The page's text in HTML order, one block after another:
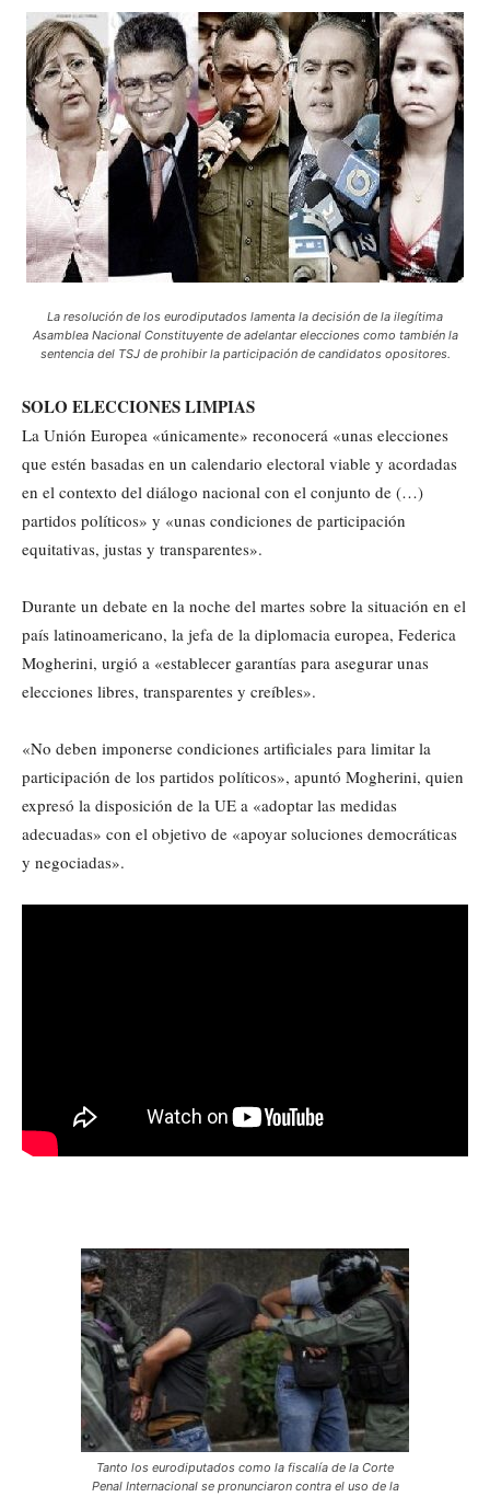
La resolución de los eurodiputados lamenta la decisión de la ilegítima
Asamblea Nacional Constituyente de adelantar elecciones como también la
sentencia del TSJ de prohibir la participación de candidatos opositores.
SOLO ELECCIONES LIMPIAS
La Unión Europea «únicamente» reconocerá «unas elecciones
que estén basadas en un calendario electoral viable y acordadas
en el contexto del diálogo nacional con el conjunto de (…)
partidos políticos» y «unas condiciones de participación
equitativas, justas y transparentes».
Durante un debate en la noche del martes sobre la situación en el
país latinoamericano, la jefa de la diplomacia europea, Federica
Mogherini, urgió a «establecer garantías para asegurar unas
elecciones libres, transparentes y creíbles».
«No deben imponerse condiciones artificiales para limitar la
participación de los partidos políticos», apuntó Mogherini, quien
expresó la disposición de la UE a «adoptar las medidas
adecuadas» con el objetivo de «apoyar soluciones democráticas
y negociadas».
Tanto los eurodiputados como la fiscalía de la Corte
Penal Internacional se pronunciaron contra el uso de la